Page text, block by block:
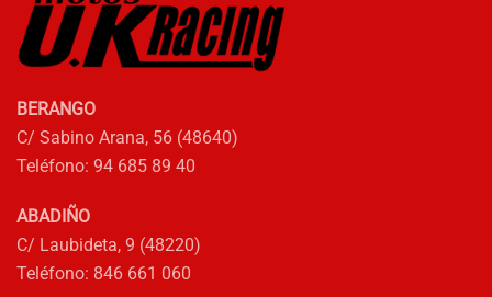
pueden
elegir
en
de
BERANGO
C/ Sabino Arana, 56 (48640)
Teléfono: 94 685 89 40
ABADIÑO
C/ Laubideta, 9 (48220)
Teléfono: 846 661 060